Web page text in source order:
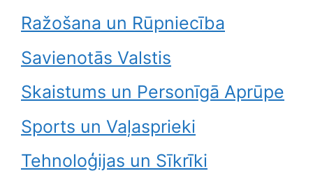
Ražošana un Rūpniecība
Savienotās Valstis
Skaistums un Personīgā Aprūpe
Sports un Vaļasprieki
Tehnoloģijas un Sīkrīki